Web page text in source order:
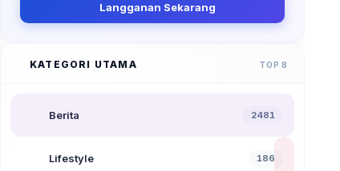
Langganan Sekarang
KATEGORI UTAMA TOP 8
Berita 2481
Lifestyle 186